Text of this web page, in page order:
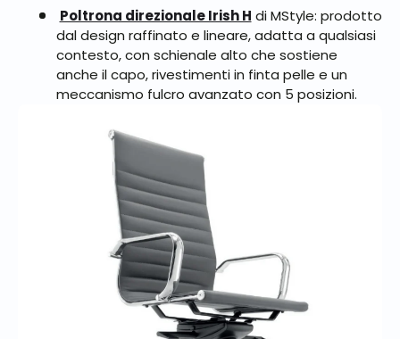
Poltrona direzionale Irish H di MStyle: prodotto
dal design raffinato e lineare, adatta a qualsiasi
contesto, con schienale alto che sostiene
anche il capo, rivestimenti in finta pelle e un
meccanismo fulcro avanzato con 5 posizioni.